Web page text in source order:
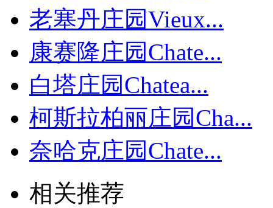
老塞丹庄园Vieux...
康赛隆庄园Chate...
白塔庄园Chatea...
柯斯拉柏丽庄园Cha...
奈哈克庄园Chate...
相关推荐